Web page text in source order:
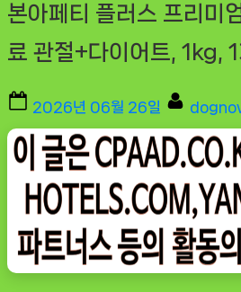
본아페티 플러스 프리미
료 관절+다이어트, 1kg, 1
Posted
on
2026년 06월 26일 By